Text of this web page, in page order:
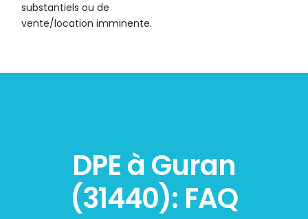
substantiels ou de
vente/location imminente.
DPE à Guran
(31440): FAQ